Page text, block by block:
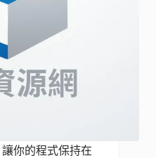
讓你的程式保持在